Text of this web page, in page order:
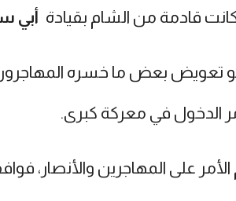
قادمة من الشام بقيادة أبي
هو تعويض بعض ما خسره
الدخول في معركة كبرى.
على المهاجرين والأنصار،